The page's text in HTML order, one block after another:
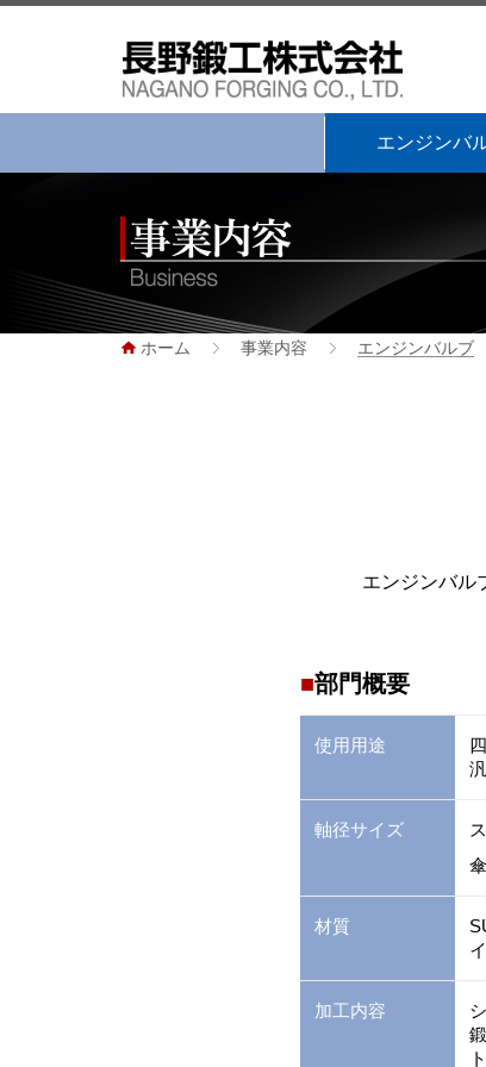
エンジンバ
ホーム 事業内容 エンジンバルブ
エンジンバル
部門概要
使用用途
軸径サイズ
材質
加工内容